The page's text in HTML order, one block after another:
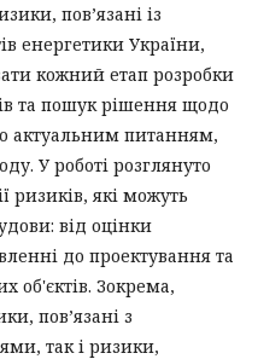
пов’язані із
енергетики України,
кожний етап розробки
та пошук рішення щодо
актуальним питанням,
У роботі розглянуто
ризиків, які можуть
від оцінки
до проектування та
об'єктів. Зокрема,
пов’язані з
так і ризики,